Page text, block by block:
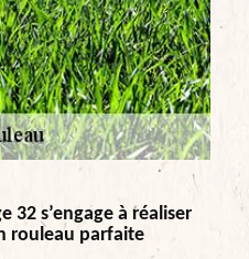
32 s’engage à réaliser
rouleau parfaite